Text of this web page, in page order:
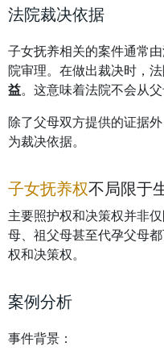
法院裁决依据
子女抚养相关的案件通常
院审理。在做出裁决时，
益。这意味着法院不会从
除了父母双方提供的证据
为裁决依据。
子女抚养权不局限于
主要照护权和决策权并非
母、祖父母甚至代孕父母
权和决策权。
案例分析
事件背景：